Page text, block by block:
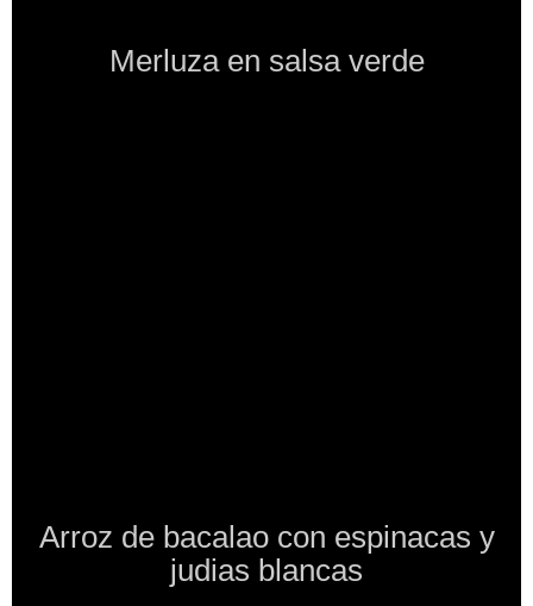
Merluza en salsa verde
Arroz de bacalao con espinacas y
judias blancas